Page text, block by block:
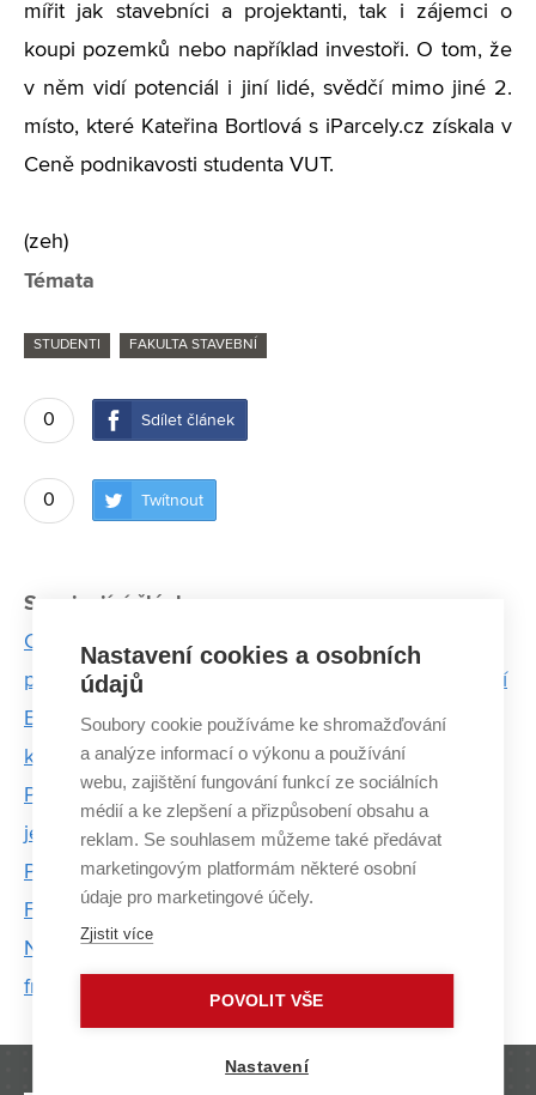
mířit jak stavebníci a projektanti, tak i zájemci o
koupi pozemků nebo například investoři. O tom, že
v něm vidí potenciál i jiní lidé, svědčí mimo jiné 2.
místo, které Kateřina Bortlová s iParcely.cz získala v
Ceně podnikavosti studenta VUT.
(zeh)
Témata
STUDENTI FAKULTA STAVEBNÍ
0 Sdílet článek
0 Twítnout
Související články:
Celulózu z odpadních vod přeměnila na biochar i
pyrolýzní olej. Uplatnění najdou třeba v zemědělství
Bakalářka, která hýbe městem: návrh nové
křižovatky studentky FAST VUT míří k primátorovi
Práce se studenty na organizaci plesu byla
jedinečná zkušenost, říká Architekt světla
První v Česku a sedmý na světě. Silový trojbojař z
FAST VUT sklízí úspěchy
Nebavilo ho dělit se o míč se spoluhráči, tak začal s
freestyle fotbalem. Dnes má pět titulů
Nastavení cookies a osobních
údajů
Soubory cookie používáme ke shromažďování
a analýze informací o výkonu a používání
webu, zajištění fungování funkcí ze sociálních
médií a ke zlepšení a přizpůsobení obsahu a
reklam. Se souhlasem můžeme také předávat
marketingovým platformám některé osobní
údaje pro marketingové účely.
Zjistit více
POVOLIT VŠE
Nastavení